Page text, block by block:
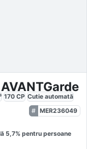
170 CP Cutie automată
MER236049
5,7% pentru persoane